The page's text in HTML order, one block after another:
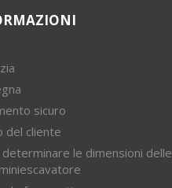
sicuro
del cliente
determinare le dimensioni delle